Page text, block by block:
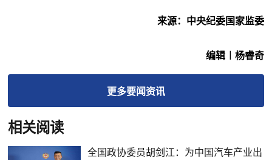
来源：中央纪委国家监委
编辑︱杨睿奇
更多要闻资讯
相关阅读
全国政协委员胡剑江：为中国汽车产业出